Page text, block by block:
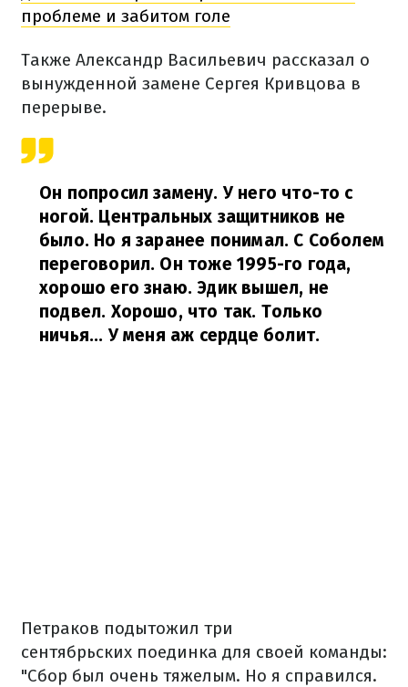
проблеме и забитом голе
Также Александр Васильевич рассказал о
вынужденной замене Сергея Кривцова в
перерыве.
Он попросил замену. У него что-то с
ногой. Центральных защитников не
было. Но я заранее понимал. С Соболем
переговорил. Он тоже 1995-го года,
хорошо его знаю. Эдик вышел, не
подвел. Хорошо, что так. Только
ничья... У меня аж сердце болит.
Петраков подытожил три
сентябрьских поединка для своей команды:
"Сбор был очень тяжелым. Но я справился.